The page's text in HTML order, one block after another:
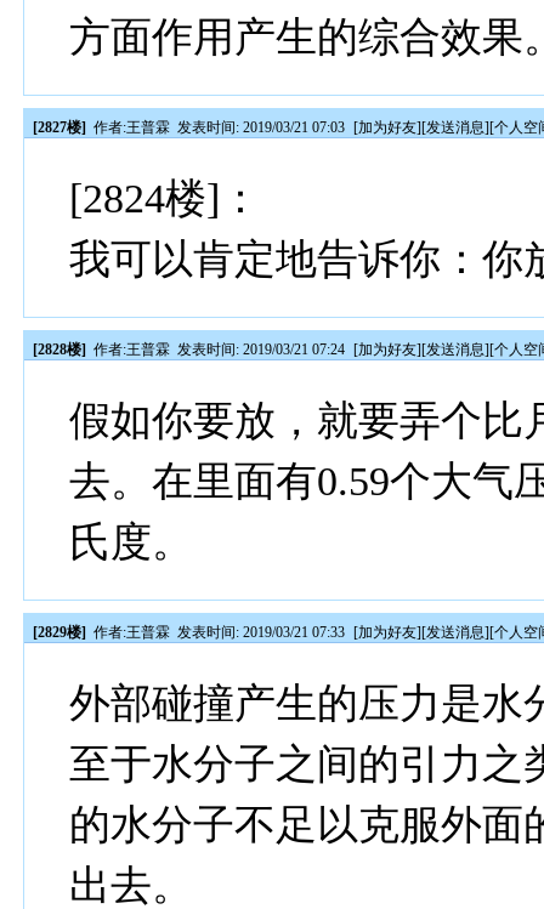
方面作用产生的综合效果
[2827楼] 作者:王普霖 发表时间: 2019/03/21 07:03 [加为好友][发送消息][个人空
[2824楼]：
我可以肯定地告诉你：你
[2828楼] 作者:王普霖 发表时间: 2019/03/21 07:24 [加为好友][发送消息][个人空
假如你要放，就要弄个比
去。在里面有0.59个大气
氏度。
[2829楼] 作者:王普霖 发表时间: 2019/03/21 07:33 [加为好友][发送消息][个人空
外部碰撞产生的压力是水
至于水分子之间的引力之
的水分子不足以克服外面
出去。